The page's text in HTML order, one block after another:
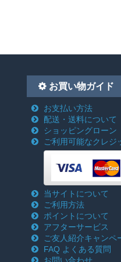
お買い物ガイド
お支払い方法
配送・送料について
ショッピングローン
ご利用可能なクレジ
当サイトについて
ご利用方法
ポイントについて
アフターサービス
ご友人紹介キャンペ
FAQ よくある質問